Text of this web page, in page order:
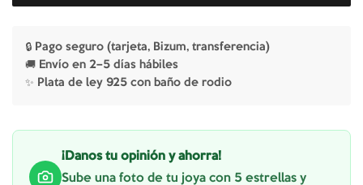
🔒 Pago seguro (tarjeta, Bizum, transferencia)
🚚 Envío en 2–5 días hábiles
✨ Plata de ley 925 con baño de rodio
¡Danos tu opinión y ahorra!
Sube una foto de tu joya con 5 estrellas y